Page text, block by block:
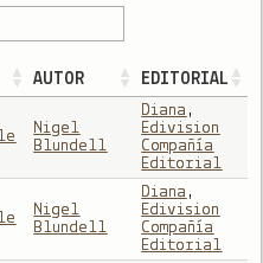
AUTOR EDITORIAL
Nigel
Blundell
Diana ,
Edivision
Compañía
Editorial
Nigel
Blundell
Diana ,
Edivision
Compañía
Editorial